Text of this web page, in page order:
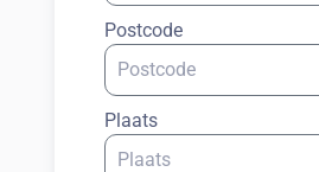
Postcode
Plaats